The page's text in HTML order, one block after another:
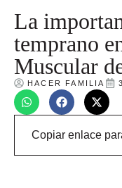
La
temprano
Muscular
HACER FAMILIA
Copiar enlace